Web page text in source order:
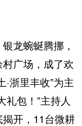
龙蜿蜒腾挪，
广场，成了欢
浙里丰收”为主
礼包！”主持人
开，11台微耕